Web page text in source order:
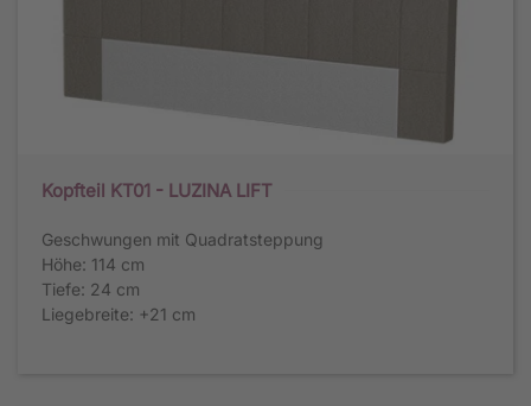
Kopfteil KT01 - LUZINA LIFT
Geschwungen mit Quadratsteppung
Höhe: 114 cm
Tiefe: 24 cm
Liegebreite: +21 cm